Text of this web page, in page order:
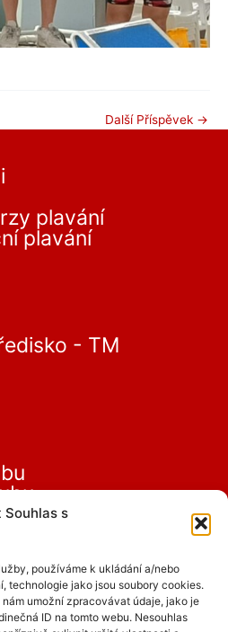
s
používáme k ukládání a/nebo
technologie jako jsou soubory cookies.
umožní zpracovávat údaje, jako je
ID na tomto webu. Nesouhlas
Další Příspěvek →
plavání
plavání
- TM